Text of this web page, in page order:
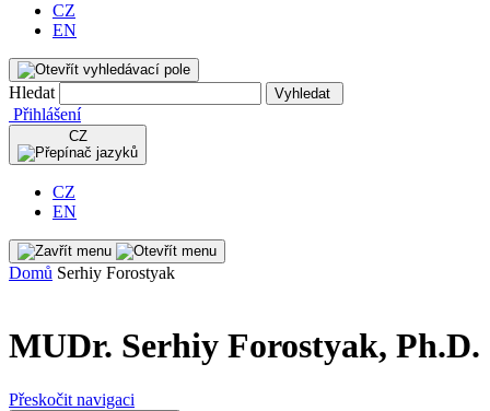
CZ
EN
Hledat Vyhledat
Přihlášení
CZ
CZ
EN
Domů Serhiy Forostyak
MUDr. Serhiy Forostyak, Ph.D.
Přeskočit navigaci